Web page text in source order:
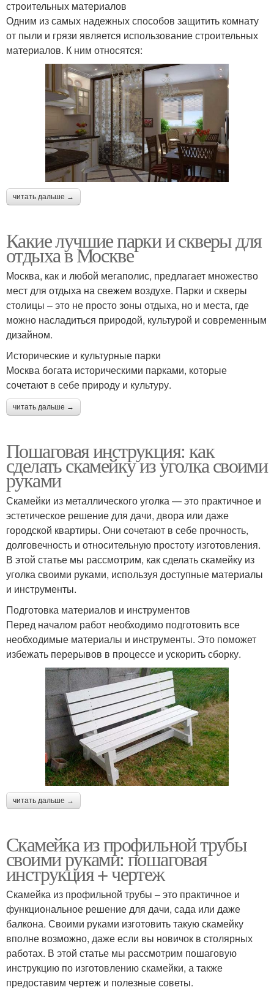
строительных материалов
Одним из самых надежных способов защитить комнату
от пыли и грязи является использование строительных
материалов. К ним относятся:
читать дальше →
Какие лучшие парки и скверы для
отдыха в Москве
Москва, как и любой мегаполис, предлагает множество
мест для отдыха на свежем воздухе. Парки и скверы
столицы – это не просто зоны отдыха, но и места, где
можно насладиться природой, культурой и современным
дизайном.
Исторические и культурные парки
Москва богата историческими парками, которые
сочетают в себе природу и культуру.
читать дальше →
Пошаговая инструкция: как
сделать скамейку из уголка своими
руками
Скамейки из металлического уголка — это практичное и
эстетическое решение для дачи, двора или даже
городской квартиры. Они сочетают в себе прочность,
долговечность и относительную простоту изготовления.
В этой статье мы рассмотрим, как сделать скамейку из
уголка своими руками, используя доступные материалы
и инструменты.
Подготовка материалов и инструментов
Перед началом работ необходимо подготовить все
необходимые материалы и инструменты. Это поможет
избежать перерывов в процессе и ускорить сборку.
читать дальше →
Скамейка из профильной трубы
своими руками: пошаговая
инструкция + чертеж
Скамейка из профильной трубы – это практичное и
функциональное решение для дачи, сада или даже
балкона. Своими руками изготовить такую скамейку
вполне возможно, даже если вы новичок в столярных
работах. В этой статье мы рассмотрим пошаговую
инструкцию по изготовлению скамейки, а также
предоставим чертеж и полезные советы.